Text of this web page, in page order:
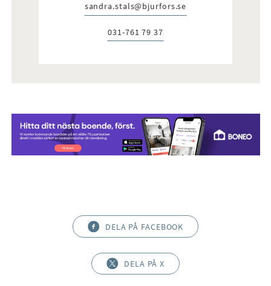
E-post:
sandra.stals@bjurfors.se
Telefon:
031-761 79 37
DELA PÅ FACEBOOK
DELA PÅ X